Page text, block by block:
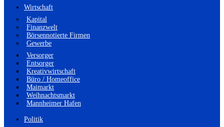
Wirtschaft
Kapital
Finanzwelt
Börsennotierte Firmen
Gewerbe
Versorger
Entsorger
Kreativwirtschaft
Büro / Homeoffice
Maimarkt
Weihnachtsmarkt
Mannheimer Hafen
Politik